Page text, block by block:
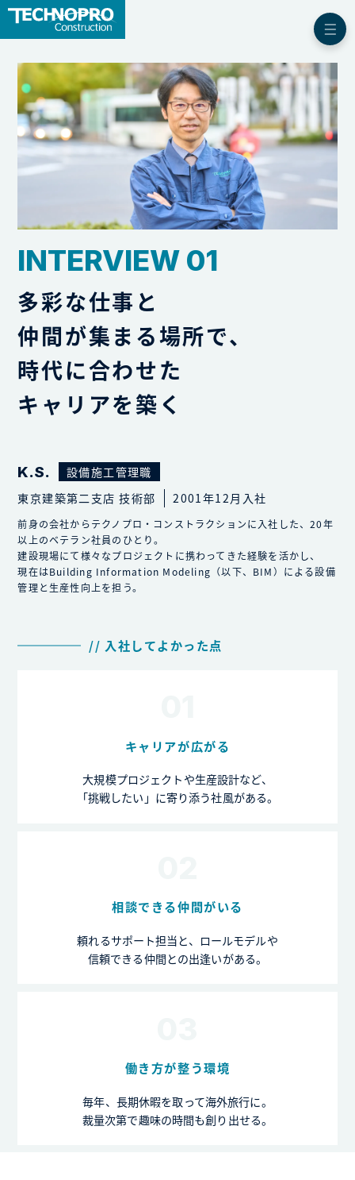
INTERVIEW 01
多彩な仕事と
仲間が集まる場所で、
時代に合わせた
キャリアを築く
K.S.
設備施工管理職
東京建築第二支店 技術部
2001年12月入社
前身の会社からテクノプロ・コンストラクションに入社した、20年
以上のベテラン社員のひとり。
建設現場にて様々なプロジェクトに携わってきた経験を活かし、
現在はBuilding Information Modeling（以下、BIM）による設備
管理と生産性向上を担う。
// 入社してよかった点
キャリアが広がる
大規模プロジェクトや生産設計など、
「挑戦したい」に寄り添う社風がある。
相談できる仲間がいる
頼れるサポート担当と、ロールモデルや
信頼できる仲間との出逢いがある。
働き方が整う環境
毎年、長期休暇を取って海外旅行に。
裁量次第で趣味の時間も創り出せる。